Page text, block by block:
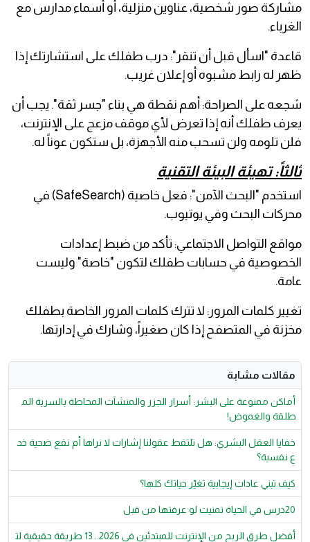
مشاركة صور شخصية، عناوين منزلية، أو أسماء مدارس مع
الغرباء.
قاعدة "اسأل قبل أن تنقر": درب طفلك على استشارتك إذا
ظهر له رابط مشبوه أو إعلان غريب.
شجعه على الصراحة: أهم نقطة هي بناء "جسر ثقة". يجب أن
يعرف طفلك أنه إذا تعرض لأي موقف مزعج على الإنترنت،
فلن تلومه ولن تسحب منه الأجهزة، بل ستكون عوناً له.
ثالثاً: تهيئة البيئة التقنية
استخدم "البحث الآمن": فعل خاصية (SafeSearch) في
محركات البحث وفي يوتيوب.
مواقع التواصل الاجتماعي: تأكد من ضبط إعدادات
الخصوصية في حسابات طفلك لتكون "خاصة" وليست
عامة.
تغيير كلمات المرور: لا تترك كلمات المرور الخاصة بطفلك
مخزنة في المتصفح إذا كان صغيراً، وشارك في إدارتها.
مقالات مشابة
أماكن ممنوعة على البشر: أسرار الجزر والمنشآت المحاطة بالسرية الم
طلقة والغموض!
خفايا العقل البشري: هل تلتقط عقولنا إشارات لا نراها أم نقع ضحية خد
ع نفسية؟
كيف تبني عادات إيجابية تغيّر حياتك كلها؟
20درس في الحياة تمنيت لو عرفتها من قبل
أفضل طرق الربح من الإنترنت للمبتدئين في 2026.. 13 طريقة حقيقية لت